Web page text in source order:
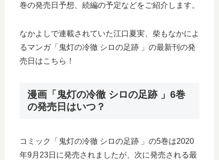
巻の発売日予想、続編の予定などをご紹介します。
なかよしで連載されていた江口夏実、柴もなかによ
るマンガ「鬼灯の冷徹 シロの足跡 」の最新刊の発
売日はこちら！
漫画「鬼灯の冷徹 シロの足跡 」6巻
の発売日はいつ？
コミック「鬼灯の冷徹 シロの足跡 」の5巻は2020
年9月23日に発売されましたが、次に発売される最